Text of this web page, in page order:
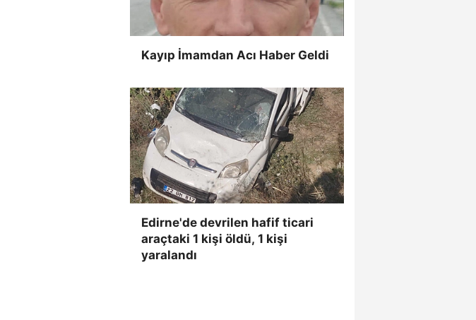
Kayıp İmamdan Acı Haber Geldi
Edirne'de devrilen hafif ticari
araçtaki 1 kişi öldü, 1 kişi
yaralandı